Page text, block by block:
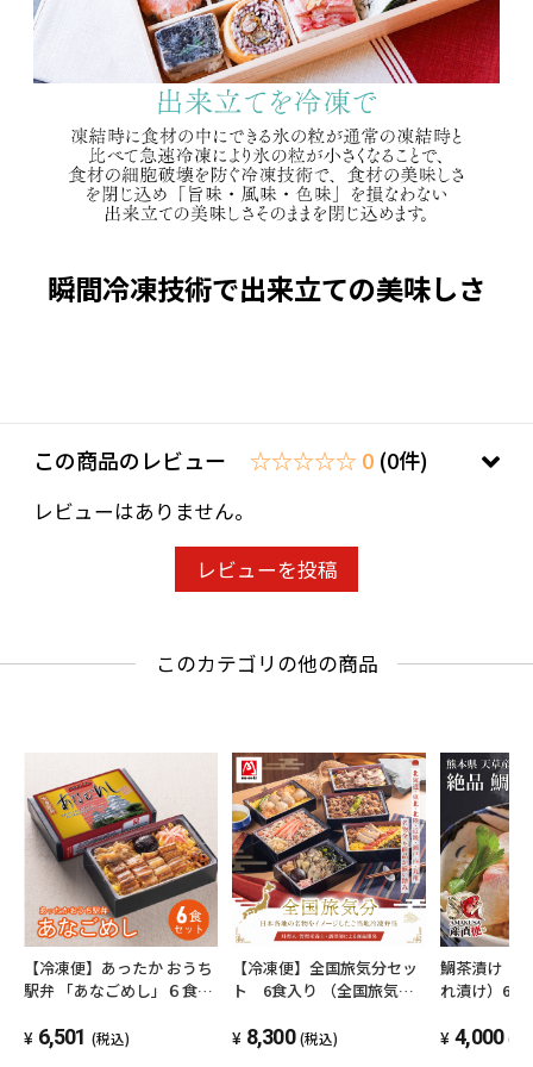
瞬間冷凍技術で出来立ての美味しさ
この商品のレビュー ☆☆☆☆☆ 0 (0件)
レビューはありません。
レビューを投稿
このカテゴリの他の商品
【冷凍便】あったか おうち
駅弁 「あなごめし」６食セ
6,501 (税込)
【冷凍便】全国旅気分セッ
ト 6食入り （全国旅気分6
8,300 (税込)
鯛茶漬け（
れ漬け）6食
4,000 (税